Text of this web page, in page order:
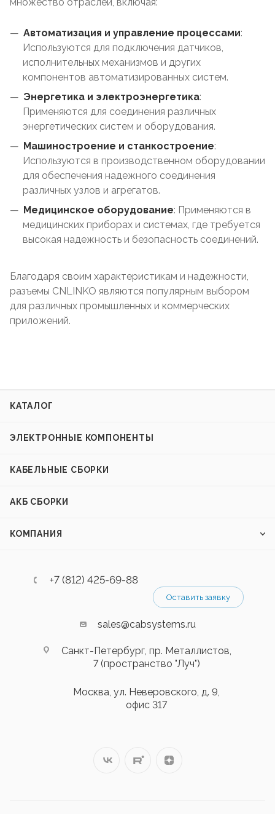
Автоматизация и управление процессами:
Используются для подключения датчиков,
исполнительных механизмов и других
компонентов автоматизированных систем.
Энергетика и электроэнергетика:
Применяются для соединения различных
энергетических систем и оборудования.
Машиностроение и станкостроение:
Используются в производственном оборудовании
для обеспечения надежного соединения
различных узлов и агрегатов.
Медицинское оборудование: Применяются в
медицинских приборах и системах, где требуется
высокая надежность и безопасность соединений.
Благодаря своим характеристикам и надежности,
разъемы CNLINKO являются популярным выбором
для различных промышленных и коммерческих
приложений.
КАТАЛОГ
ЭЛЕКТРОННЫЕ КОМПОНЕНТЫ
КАБЕЛЬНЫЕ СБОРКИ
АКБ СБОРКИ
КОМПАНИЯ
+7 (812) 425-69-88
Оставить заявку
sales@cabsystems.ru
Санкт-Петербург, пр. Металлистов,
7 (пространство "Луч")
Москва, ул. Неверовского, д. 9,
офис 317